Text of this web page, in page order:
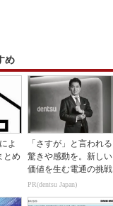
め
よ
とめ
「さすが」と言われる
驚きや感動を。新しい
価値を生む電通の挑戦
PR(dentsu Japan)